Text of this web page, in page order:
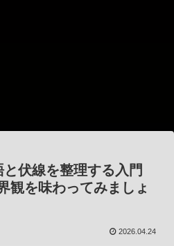
伏線を整理する入門
観を味わってみましょ
2026.04.24